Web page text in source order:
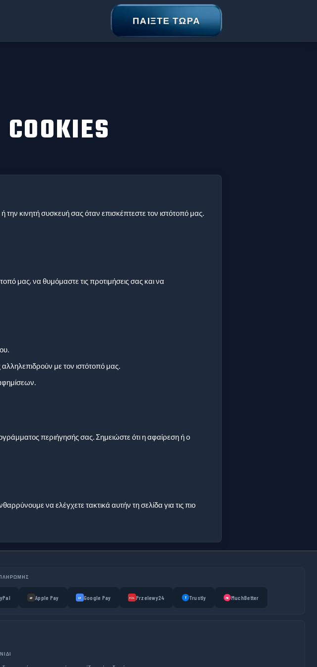
ΠΑΊΞΤΕ ΤΏΡΑ
την κινητή συσκευή σας όταν επισκέπτεστε τον ιστότοπό μας.
μας, να θυμόμαστε τις προτιμήσεις σας και να
με τον ιστότοπό μας.
περιήγησής σας. Σημειώστε ότι η αφαίρεση ή ο
να ελέγχετε τακτικά αυτήν τη σελίδα για τις πιο
AP Apple Pay GP Google Pay P24 Przelewy24 T Trustly MB MuchBetter